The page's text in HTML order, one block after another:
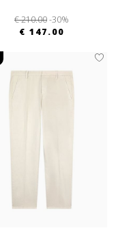
€ 210.00-30%
€ 147.00